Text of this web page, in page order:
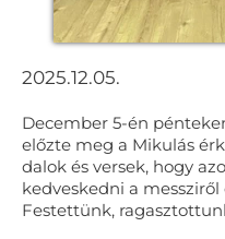
2025.12.05.
December 5-én
előzte meg a Mikulás
dalok és versek, hogy
kedveskedni a
Festettünk,